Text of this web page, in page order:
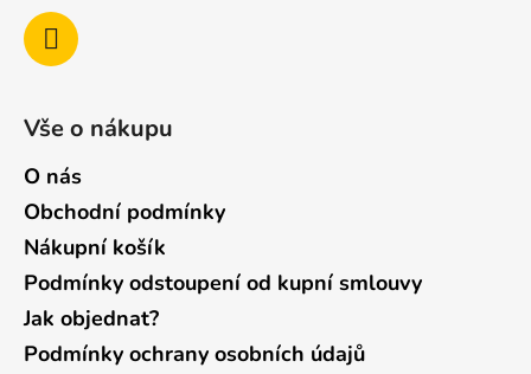
Vše o nákupu
O nás
Obchodní podmínky
Nákupní košík
Podmínky odstoupení od kupní smlouvy
Jak objednat?
Podmínky ochrany osobních údajů